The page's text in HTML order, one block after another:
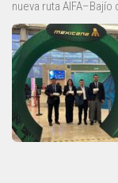
nueva ruta AIFA–Bajío